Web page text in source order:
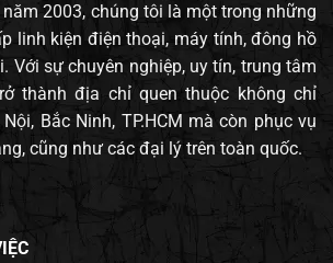
2003, chúng tôi là một trong những
linh kiện điện thoại, máy tính, đông hồ
Với sự chuyên nghiệp, uy tín, trung tâm
thành địa chỉ quen thuộc không chỉ
Bắc Ninh, TP.HCM mà còn phục vụ
cũng như các đại lý trên toàn quốc.